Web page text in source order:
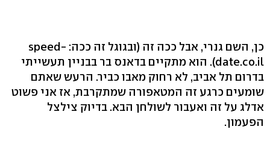
כן, השם גנרי, אבל ככה זה (ובגוגל זה ככה: speed-
date.co.il). הוא מתקיים בדאנס בר בבניין תעשייתי
בדרום תל אביב, לא רחוק מאבו כביר. הרעש שאתם
שומעים כרגע זה המטאפורה שמתקרבת, אז אני פשוט
אדלג על זה ואעבור לשולחן הבא. בדיוק צילצל
הפעמון.